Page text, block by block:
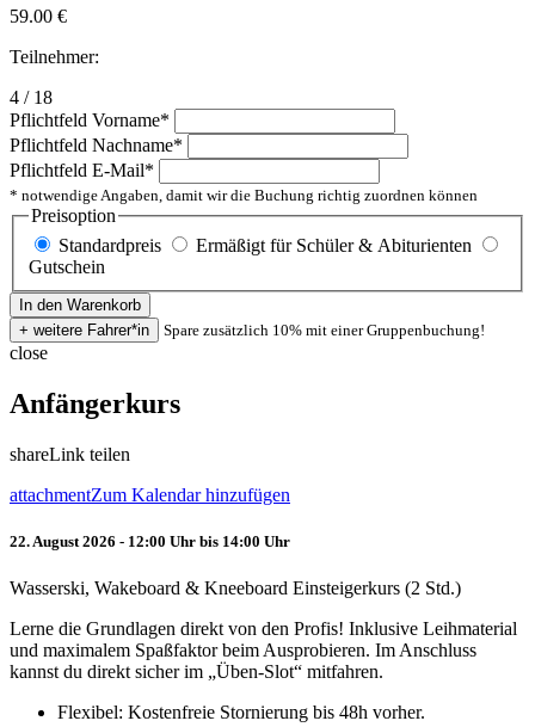
59.00 €
Teilnehmer:
4 / 18
Pflichtfeld Vorname*
Pflichtfeld Nachname*
Pflichtfeld E-Mail*
* notwendige Angaben, damit wir die Buchung richtig zuordnen können
Preisoption
Standardpreis
Ermäßigt für Schüler & Abiturienten
Gutschein
Spare zusätzlich 10% mit einer Gruppenbuchung!
close
Anfängerkurs
shareLink teilen
attachmentZum Kalendar hinzufügen
22. August 2026 - 12:00 Uhr bis 14:00 Uhr
Wasserski, Wakeboard & Kneeboard Einsteigerkurs (2 Std.)
Lerne die Grundlagen direkt von den Profis! Inklusive Leihmaterial
und maximalem Spaßfaktor beim Ausprobieren. Im Anschluss
kannst du direkt sicher im „Üben-Slot“ mitfahren.
Flexibel: Kostenfreie Stornierung bis 48h vorher.